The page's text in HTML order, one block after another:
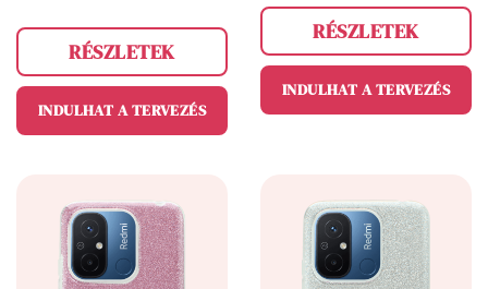
RÉSZLETEK
INDULHAT A TERVEZÉS
RÉSZLETEK
INDULHAT A TERVEZÉS